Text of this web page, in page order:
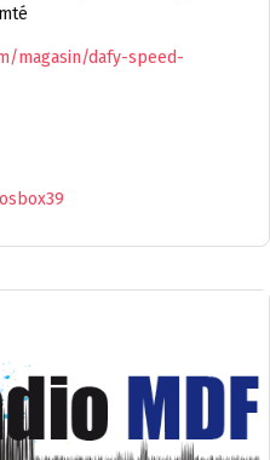
magasin/dafy-speed-